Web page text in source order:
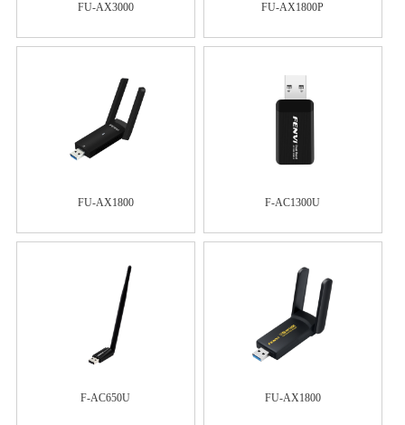
FU-AX3000 FU-AX1800P
FU-AX1800 F-AC1300U
F-AC650U FU-AX1800